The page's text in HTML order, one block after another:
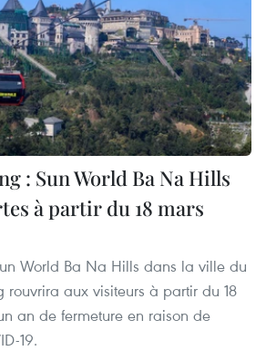
: Sun World Ba Na Hills
à partir du 18 mars
World Ba Na Hills dans la ville du
aux visiteurs à partir du 18
an de fermeture en raison de
19.